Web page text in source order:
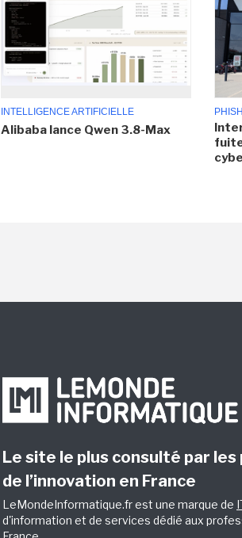
INTELLIGENCE ARTIFICIELLE
Alibaba lance Qwen 3.8-Max
Le site le plus consulté par
de l’innovation en France
LeMondeInformatique.fr est une marque de
d'information et de services dédié aux